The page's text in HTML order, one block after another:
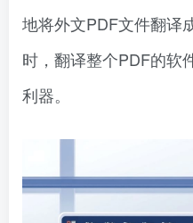
地将外文PDF文件翻译
时，翻译整个PDF的软
利器。